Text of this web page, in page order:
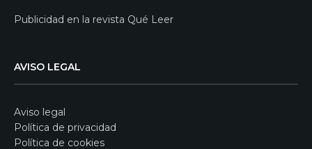
Publicidad en la revista Qué Leer
AVISO LEGAL
Aviso legal
Política de privacidad
Política de cookies